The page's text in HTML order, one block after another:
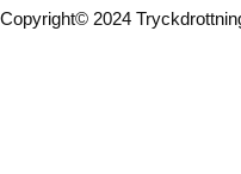
Copyright© 2024